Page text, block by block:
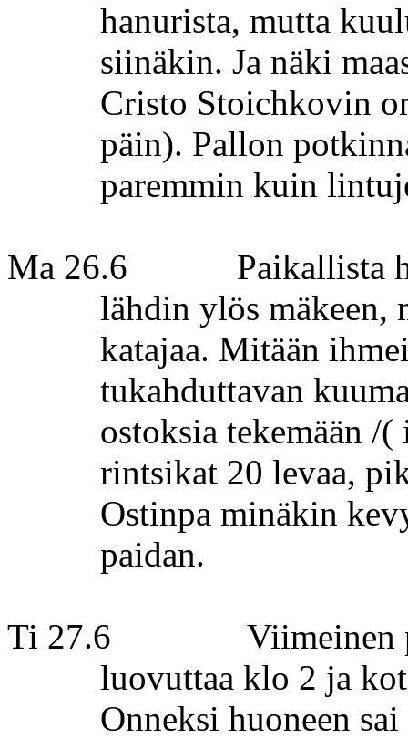
hanurista, mutta
siinäkin. Ja näki
Cristo Stoichkovin
päin). Pallon
paremmin kuin
Ma 26.6
Paikallista
lähdin ylös mäkeen,
katajaa. Mitään
tukahduttavan
ostoksia tekemään /
rintsikat 20levaa,
Ostinpa minäkin
paidan.
Ti 27.6
Viimeinen
luovuttaa klo 2 ja
Onneksi huoneen sai